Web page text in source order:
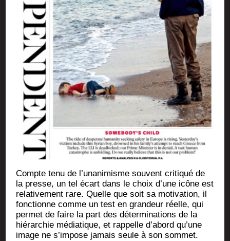
Compte tenu de l’unanimisme sou­vent cri­ti­qué de
la presse, un tel écart dans le choix d’une icône est
rela­ti­ve­ment rare. Quelle que soit sa moti­va­tion, il
fonc­tionne comme un test en gran­deur réelle, qui
per­met de faire la part des déter­mi­na­tions de la
hié­rar­chie média­tique, et rap­pelle d’abord qu’une
image ne s’impose jamais seule à son sommet.